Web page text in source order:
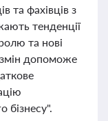
та фахівців з
тенденції
та нові
змін допоможе
бізнесу".